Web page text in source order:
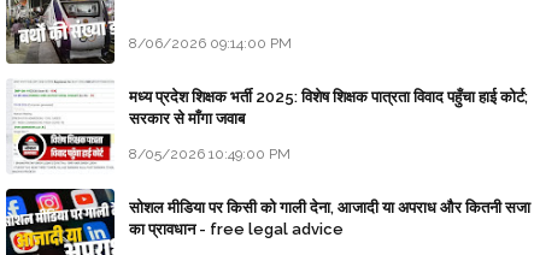
8/06/2026 09:14:00 PM
मध्य प्रदेश शिक्षक भर्ती 2025: विशेष शिक्षक पात्रता विवाद पहुँचा हाई कोर्ट;
सरकार से माँगा जवाब
8/05/2026 10:49:00 PM
सोशल मीडिया पर किसी को गाली देना, आजादी या अपराध और कितनी सजा
का प्रावधान - free legal advice